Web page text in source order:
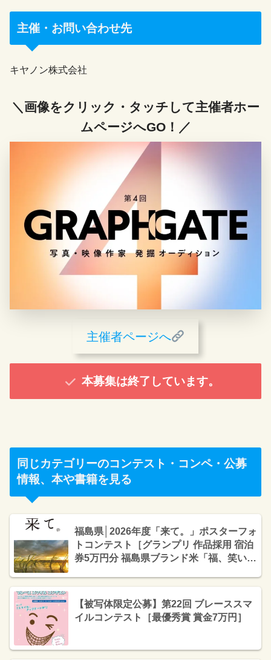
主催・お問い合わせ先
キヤノン株式会社
＼画像をクリック・タッチして主催者ホー
ムページへGO！／
主催者ページへ
本募集は終了しています。
同じカテゴリーのコンテスト・コンペ・公募
情報、本や書籍を見る
福島県│2026年度「来て。」ポスターフォ
トコンテスト［グランプリ 作品採用 宿泊
券5万円分 福島県ブランド米「福、笑い」
【被写体限定公募】第22回 ブレーススマ
イルコンテスト［最優秀賞 賞金7万円］